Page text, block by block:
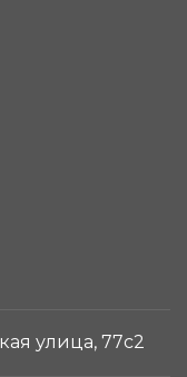
улица, 77с2